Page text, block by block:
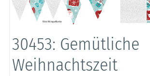
30453: Gemütliche
Weihnachtszeit